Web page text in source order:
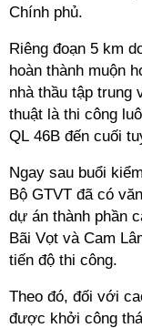
Chính phủ.
Riêng đoạn 5 km
hoàn thành muộn
nhà thầu tập trung
thuật là thi công
QL 46B đến cuối
Ngay sau buổi
Bộ GTVT đã có
dự án thành phần
Bãi Vọt và Cam
tiến độ thi công.
Theo đó, đối với
được khởi công